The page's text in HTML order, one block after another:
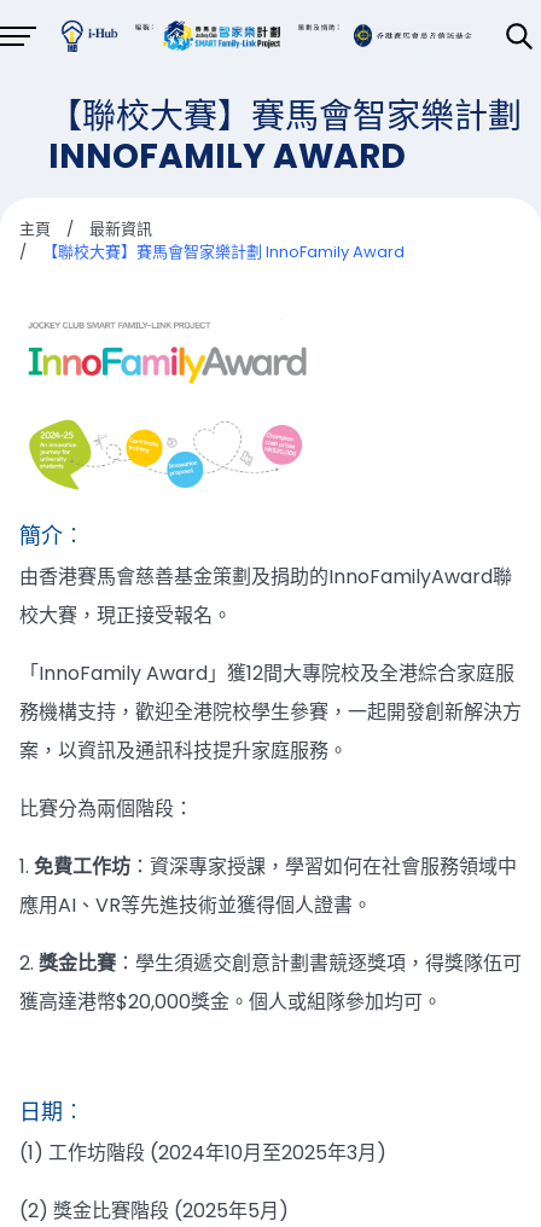
【聯校大賽】賽馬會智家樂計劃
INNOFAMILY AWARD
主頁 /
最新資訊
/
【聯校大賽】賽馬會智家樂計劃 InnoFamily Award
簡介︰
由香港賽馬會慈善基金策劃及捐助的InnoFamilyAward聯
校大賽，現正接受報名。
「InnoFamily Award」獲12間大專院校及全港綜合家庭服
務機構支持，歡迎全港院校學生參賽，一起開發創新解決方
案，以資訊及通訊科技提升家庭服務。
比賽分為兩個階段：
1. 免費工作坊 ：資深專家授課，學習如何在社會服務領域中
應用AI、VR等先進技術並獲得個人證書。
2. 獎金比賽 ：學生須遞交創意計劃書競逐獎項，得獎隊伍可
獲高達港幣$20,000獎金。個人或組隊參加均可。
日期︰
(1) 工作坊階段 (2024年10月至2025年3月)
(2) 獎金比賽階段 (2025年5月)